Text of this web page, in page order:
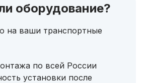
оборудование?
на ваши транспортные
по всей России
установки после